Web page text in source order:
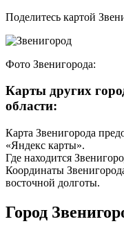
Поделитесь картой
Фото Звенигорода:
Карты других
области:
Карта Звенигорода
«Яндекс карты».
Где находится
Координаты
восточной долготы.
Город